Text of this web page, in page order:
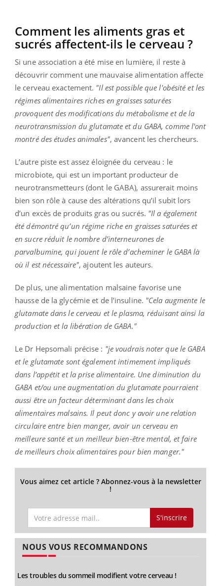
Comment les aliments gras et
sucrés affectent-ils le cerveau ?
Si une association a été mise en lumière, il reste à
découvrir comment une mauvaise alimentation affecte
le cerveau exactement. "Il est possible que l'obésité et les
régimes alimentaires riches en graisses saturées
provoquent des modifications du métabolisme et de la
neurotransmission du glutamate et du GABA, comme l'ont
montré des études animales", avancent les chercheurs.
L’autre piste est assez éloignée du cerveau : le
microbiote, qui est un important producteur de
neurotransmetteurs (dont le GABA), assurerait moins
bien son rôle à cause des altérations qu’il subit lors
d’un excès de produits gras ou sucrés. "Il a également
été démontré qu’un régime riche en graisses saturées et
en sucre réduit le nombre d’interneurones de
parvalbumine, qui jouent le rôle d’acheminer le GABA là
où il est nécessaire", ajoutent les auteurs.
De plus, une alimentation malsaine favorise une
hausse de la glycémie et de l’insuline. "Cela augmente le
glutamate dans le cerveau et le plasma, réduisant ainsi la
production et la libération de GABA."
Le Dr Hepsomali précise : "je voudrais noter que le GABA
et le glutamate sont également intimement impliqués
dans l’appétit et la prise alimentaire. Une diminution du
GABA et/ou une augmentation du glutamate pourraient
aussi être un facteur déterminant dans les choix
alimentaires malsains. Il peut donc y avoir une relation
circulaire entre bien manger, avoir un cerveau en
meilleure santé et un meilleur bien-être mental, et faire
de meilleurs choix alimentaires pour bien manger."
Vous aimez cet article ? Abonnez-vous à la newsletter
!
S'inscrire
NOUS VOUS RECOMMANDONS
Les troubles du sommeil modifient votre cerveau !